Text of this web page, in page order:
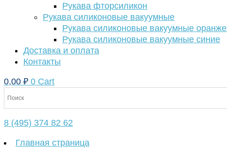
Рукава фторсиликон
Рукава силиконовые вакуумные
Рукава силиконовые вакуумные
Рукава силиконовые вакуумные синие
Доставка и оплата
Контакты
0,00 ₽ 0 Cart
8 (495) 374 82 62
Главная страница